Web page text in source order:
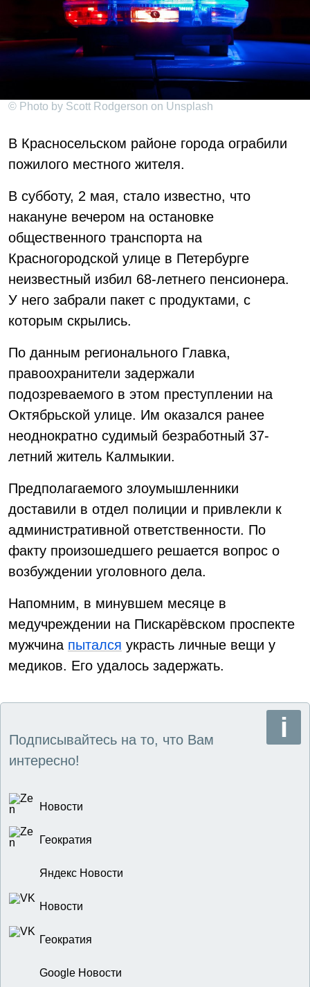
© Photo by Scott Rodgerson on Unsplash
В Красносельском районе города ограбили
пожилого местного жителя.
В субботу, 2 мая, стало известно, что
накануне вечером на остановке
общественного транспорта на
Красногородской улице в Петербурге
неизвестный избил 68-летнего пенсионера.
У него забрали пакет с продуктами, с
которым скрылись.
По данным регионального Главка,
правоохранители задержали
подозреваемого в этом преступлении на
Октябрьской улице. Им оказался ранее
неоднократно судимый безработный 37-
летний житель Калмыкии.
Предполагаемого злоумышленники
доставили в отдел полиции и привлекли к
административной ответственности. По
факту произошедшего решается вопрос о
возбуждении уголовного дела.
Напомним, в минувшем месяце в
медучреждении на Пискарёвском проспекте
мужчина пытался украсть личные вещи у
медиков. Его удалось задержать.
Подписывайтесь на то, что Вам
интересно!
Новости
Геократия
Яндекс Новости
Новости
Геократия
Google Новости